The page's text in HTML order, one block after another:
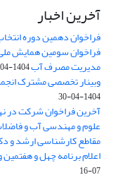
آخرین اخبار
فراخوان دهمین دوره
فراخوان سومین همایش
مدیریت مصرف آب1404-04-30
وبینار تخصصی مشترک
1404-04-30
آخرین فراخوان شرکت در
مقاطع کارشناسی ارشد و
اعلام برنامه چهل و
07-16